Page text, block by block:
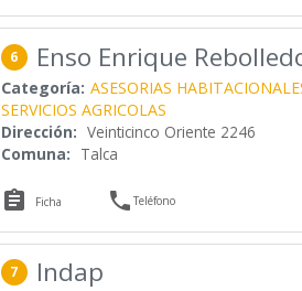
6 Enso Enrique
Categoría: ASESORIAS
SERVICIOS AGRICOLAS
Dirección: Veinticinco Oriente 2246
Comuna: Talca
 Ficha Teléfono
7 Indap